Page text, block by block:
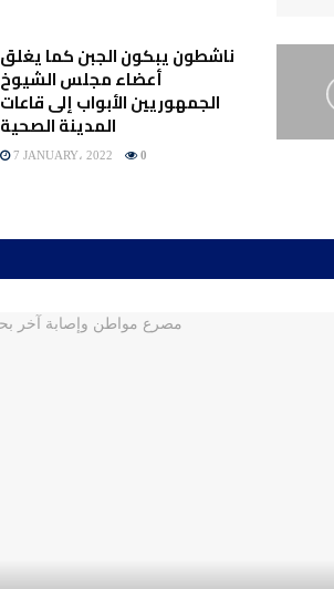
ناشطون يبكون الجبن كما يغلق
أعضاء مجلس الشيوخ
الجمهوريين الأبواب إلى قاعات
المدينة الصحية
7 JANUARY، 2022 0